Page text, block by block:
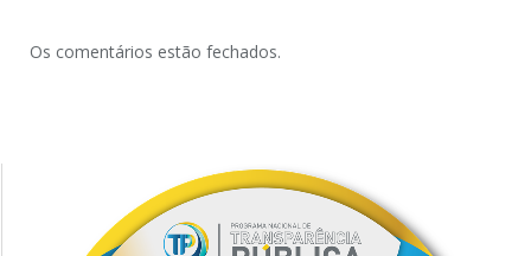
Os comentários estão fechados.